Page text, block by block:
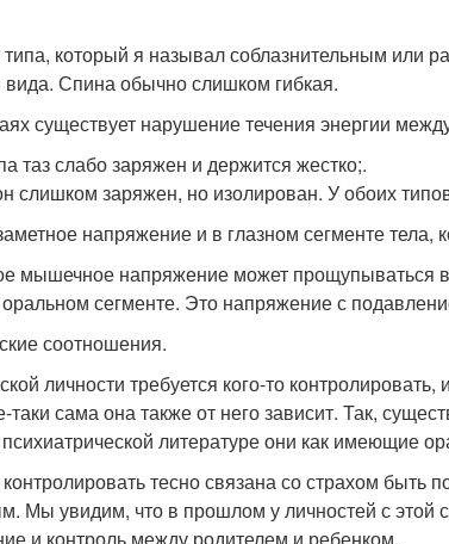
типа, который я называл соблазнительным или
вида. Спина обычно слишком гибкая.
существует нарушение течения энергии
таз слабо заряжен и держится жестко;.
слишком заряжен, но изолирован. У обоих
напряжение и в глазном сегменте тела,
мышечное напряжение может прощупываться
сегменте. Это напряжение с
соотношения.
личности требуется кого-то
таки сама она также от него зависит. Так,
литературе они как имеющие
тесно связана со страхом быть
Мы увидим, что в прошлом у личностей с этой